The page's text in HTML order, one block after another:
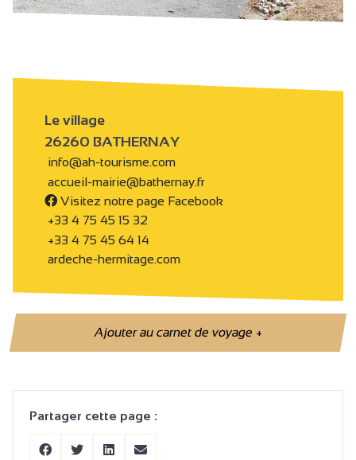
Le village
26260 BATHERNAY
info@ah-tourisme.com
accueil-mairie@bathernay.fr
Visitez notre page Facebook
+33 4 75 45 15 32
+33 4 75 45 64 14
ardeche-hermitage.com
Ajouter au carnet de voyage+
Partager cette page :